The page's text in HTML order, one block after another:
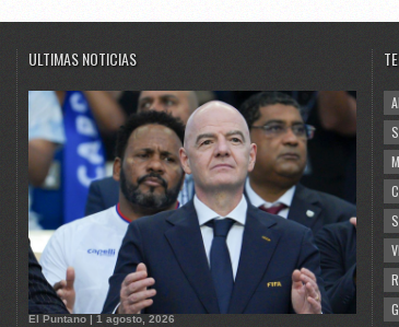
ULTIMAS NOTICIAS
El Puntano | 1 agosto, 2026